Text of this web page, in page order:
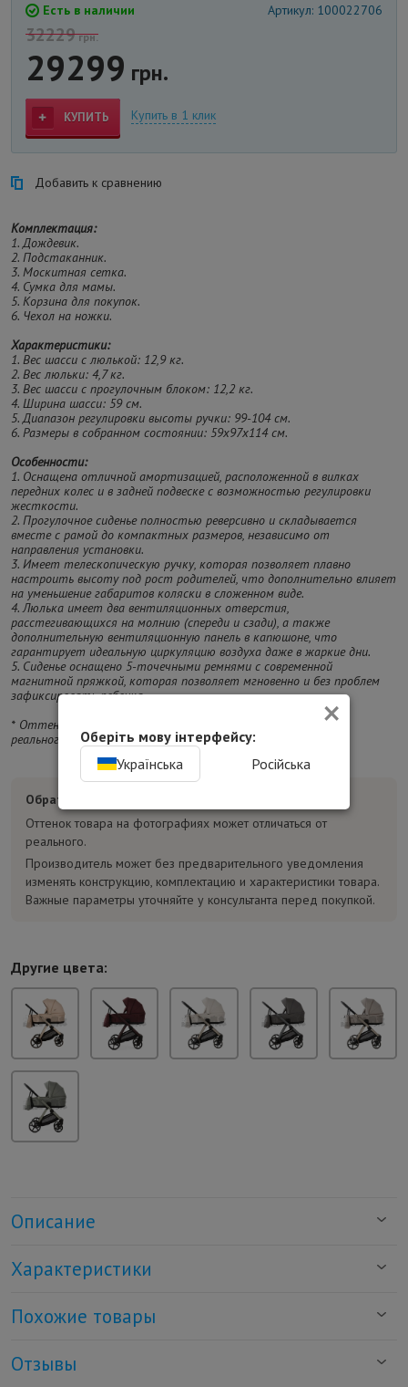
Есть в наличии Артикул: 100022706
32229грн.
29299 грн.
КУПИТЬ Купить в 1 клик
Добавить к сравнению
Комплектация:
1. Дождевик.
2. Подстаканник.
3. Москитная сетка.
4. Сумка для мамы.
5. Корзина для покупок.
6. Чехол на ножки.
Характеристики:
1. Вес шасси с люлькой: 12,9 кг.
2. Вес люльки: 4,7 кг.
3. Вес шасси с прогулочным блоком: 12,2 кг.
4. Ширина шасси: 59 см.
5. Диапазон регулировки высоты ручки: 99-104 см.
6. Размеры в собранном состоянии: 59х97х114 см.
Особенности:
1. Оснащена отличной амортизацией, расположенной в вилках
передних колес и в задней подвеске с возможностью регулировки
жесткости.
2. Прогулочное сиденье полностью реверсивно и складывается
вместе с рамой до компактных размеров, независимо от
направления установки.
3. Имеет телескопическую ручку, которая позволяет плавно
настроить высоту под рост родителей, что дополнительно влияет
на уменьшение габаритов коляски в сложенном виде.
4. Люлька имеет два вентиляционных отверстия,
расстегивающихся на молнию (спереди и сзади), а также
дополнительную вентиляционную панель в капюшоне, что
гарантирует идеальную циркуляцию воздуха даже в жаркие дни.
5. Сиденье оснащено 5-точечными ремнями с современной
магнитной пряжкой, которая позволяет мгновенно и без проблем
зафиксировать ребенка.
* Оттенок изделия на фотографии может отличаться от
реального.
Обратите внимание:
Оттенок товара на фотографиях может отличаться от
реального.
Производитель может без предварительного уведомления
изменять конструкцию, комплектацию и характеристики товара.
Важные параметры уточняйте у консультанта перед покупкой.
Другие цвета:
Описание
Характеристики
Похожие товары
Отзывы
×
Оберіть мову інтерфейсу:
Українська
Російська